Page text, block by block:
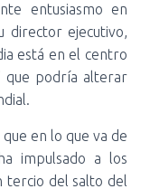
entusiasmo en
director ejecutivo,
está en el centro
que podría alterar
en lo que va de
impulsado a los
tercio del salto del